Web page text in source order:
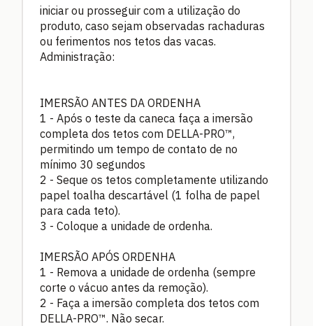
iniciar ou prosseguir com a utilização do
produto, caso sejam observadas rachaduras
ou ferimentos nos tetos das vacas.
Administração:
IMERSÃO ANTES DA ORDENHA
1 - Após o teste da caneca faça a imersão
completa dos tetos com DELLA-PRO™,
permitindo um tempo de contato de no
mínimo 30 segundos
2 - Seque os tetos completamente utilizando
papel toalha descartável (1 folha de papel
para cada teto).
3 - Coloque a unidade de ordenha.
IMERSÃO APÓS ORDENHA
1 - Remova a unidade de ordenha (sempre
corte o vácuo antes da remoção).
2 - Faça a imersão completa dos tetos com
DELLA-PRO™. Não secar.